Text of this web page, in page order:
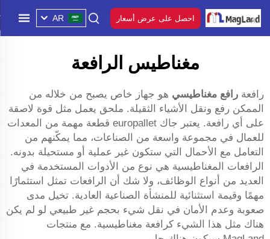
احصل على عرض أسعار AR
مغناطيس الرافعة
رافعة رافع مغناطيسي هو جهاز خاص يصبح من خلاله من
الممكن رفع ونقل الأشياء الثقيلة. ملحق يعمل مثل قوة لاصقة
على أي رافعة. يعتبر جاك europallet قطعة مهمة من المعدات
للعمال في مجموعة واسعة من الصناعات، مما يمكّنهم من
التعامل مع الأحمال التي ستكون غير عملية أو مستحيلة بدونه.
الرافعات المغناطيسية هي نوع من الأدوات المستخدمة في
العديد من أنواع الوظائف، ولا شك أن الرافعات تمثل استثمارًا
مهمًا وقيمة استثنائية للمنشأة الصناعية العادية. تخيل مدى
صعوبة وعدم الأمان في نقل شيء بحجم غير طبيعي لو لم يكن
هناك مثل هذا الشيء كرافعة مغناطيسية. مع منتجات